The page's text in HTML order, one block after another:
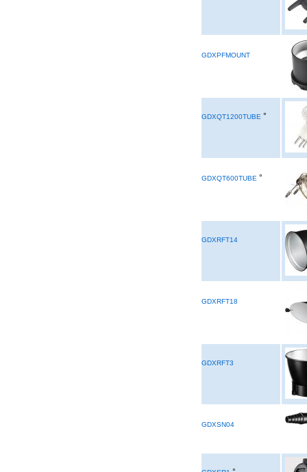
GDXPFMOUNT
GDXQT1200TUBE °
GDXQT600TUBE °
GDXRFT14
GDXRFT18
GDXRFT3
GDXSN04